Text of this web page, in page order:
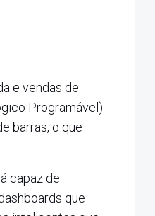
e vendas de
Programável)
barras, o que
capaz de
que